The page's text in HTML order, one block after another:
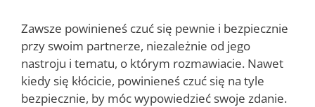
Zawsze powinieneś czuć się pewnie i bezpiecznie
przy swoim partnerze, niezależnie od jego
nastroju i tematu, o którym rozmawiacie. Nawet
kiedy się kłócicie, powinieneś czuć się na tyle
bezpiecznie, by móc wypowiedzieć swoje zdanie.